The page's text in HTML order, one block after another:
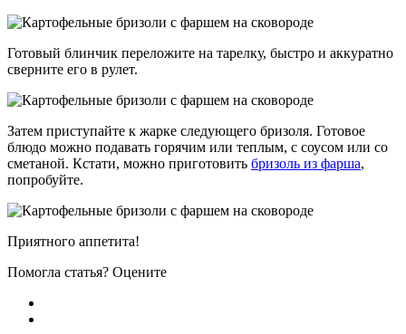
Готовый блинчик переложите на тарелку, быстро и аккуратно
сверните его в рулет.
Затем приступайте к жарке следующего бризоля. Готовое
блюдо можно подавать горячим или теплым, с соусом или со
сметаной. Кстати, можно приготовить бризоль из фарша,
попробуйте.
Приятного аппетита!
Помогла статья? Оцените